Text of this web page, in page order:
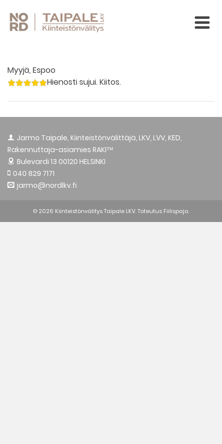
Myyjä, Espoo
Hienosti sujui. Kiitos.
Jarmo Taipale, Kiinteistönvälittäjä, LKV, LVV, KED,
Rakennuttaja-asiamies RAKI™
Bulevardi 13 00120 HELSINKI
040 829 7171
jarmo@nordlkv.fi
© 2026 Kiinteistönvälitys Taipale LKV. Toteutus Fiilispaja.